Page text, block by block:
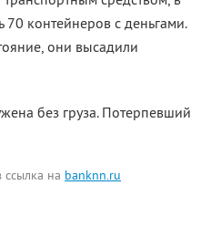
70 контейнеров с деньгами.
они высадили
без груза. Потерпевший
на banknn.ru